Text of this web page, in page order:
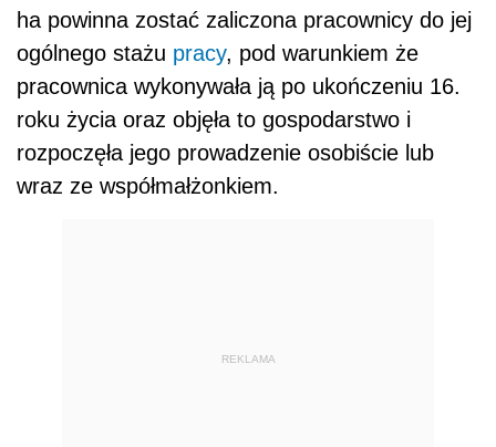
ha powinna zostać zaliczona pracownicy do jej
ogólnego stażu pracy, pod warunkiem że
pracownica wykonywała ją po ukończeniu 16.
roku życia oraz objęła to gospodarstwo i
rozpoczęła jego prowadzenie osobiście lub
wraz ze współmałżonkiem.
REKLAMA